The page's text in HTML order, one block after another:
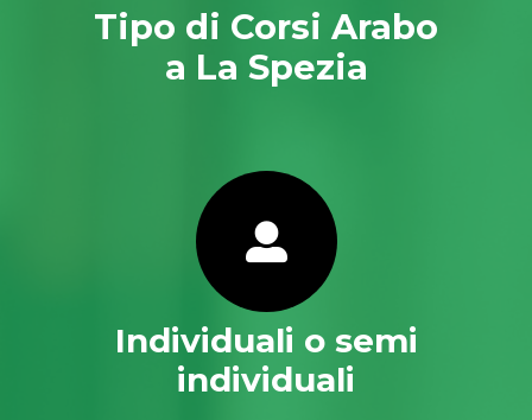
Tipo di Corsi Arabo
a La Spezia
Individuali o semi
individuali